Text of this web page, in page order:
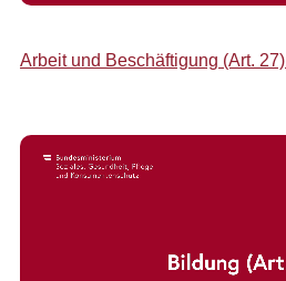
Arbeit und Beschäftigung (Art. 27)